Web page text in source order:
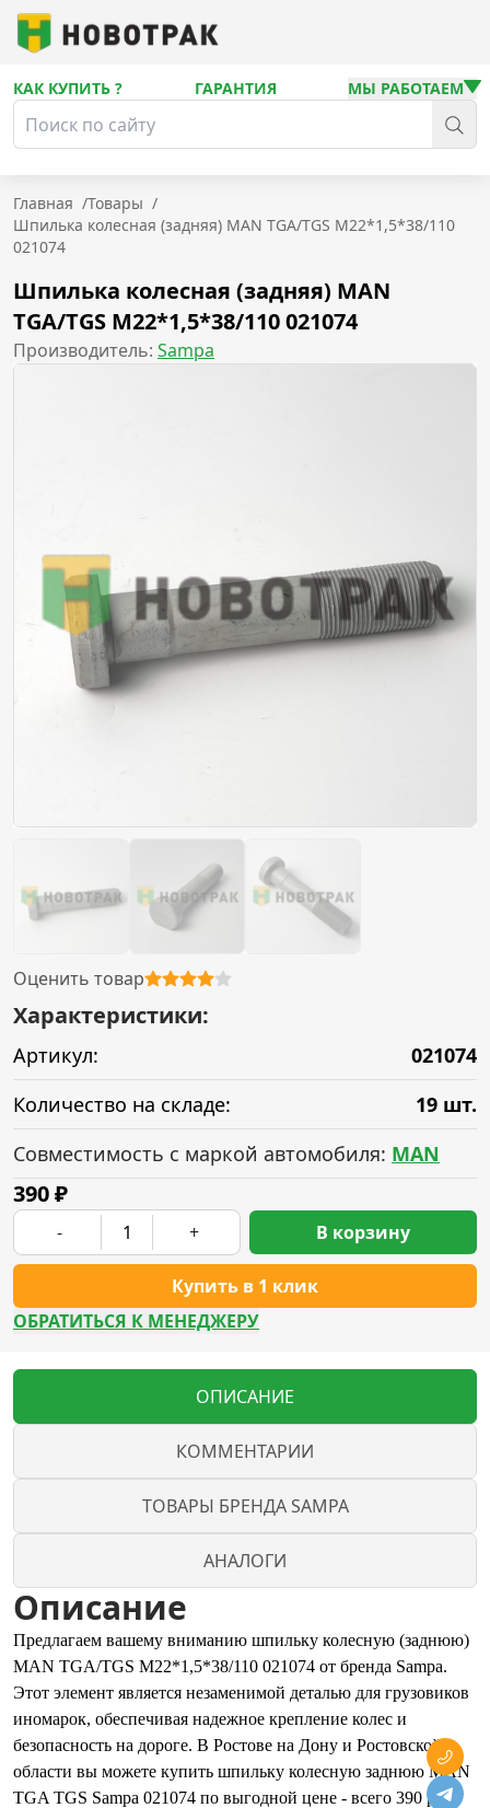
КАК КУПИТЬ ? ГАРАНТИЯ МЫ РАБОТАЕМ
Главная /Товары /
Шпилька колесная (задняя) MAN TGA/TGS M22*1,5*38/110
021074
Шпилька колесная (задняя) MAN
TGA/TGS M22*1,5*38/110 021074
Производитель: Sampa
Оценить товар
Характеристики:
Артикул:
021074
Количество на складе:
19 шт.
Совместимость с маркой автомобиля: MAN
390₽
- +
Купить в 1 клик
В корзину
ОБРАТИТЬСЯ К МЕНЕДЖЕРУ
ОПИСАНИЕ
КОММЕНТАРИИ
ТОВАРЫ БРЕНДА SAMPA
АНАЛОГИ
Описание
Предлагаем вашему вниманию шпильку колесную (заднюю)
MAN TGA/TGS M22*1,5*38/110 021074 от бренда Sampa.
Этот элемент является незаменимой деталью для грузовиков
иномарок, обеспечивая надежное крепление колес и
безопасность на дороге. В Ростове на Дону и Ростовской
области вы можете купить шпильку колесную заднюю MAN
TGA TGS Sampa 021074 по выгодной цене - всего 390 руб..